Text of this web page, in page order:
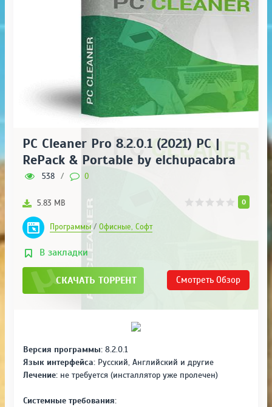
PC Cleaner Pro 8.2.0.1 (2021) PC |
RePack & Portable by elchupacabra
538 / 0
0
5.83 MB
Программы/ Офисные, Софт
В закладки
СКАЧАТЬ ТОРРЕНТ Смотреть Обзор
Версия программы: 8.2.0.1
Язык интерфейса: Русский, Английский и другие
Лечение: не требуется (инсталлятор уже пролечен)
Системные требования: